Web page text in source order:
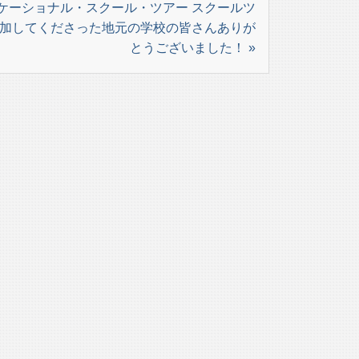
ーショナル・スクール・ツアー スクールツ
してくださった地元の学校の皆さんありが
とうございました！ »